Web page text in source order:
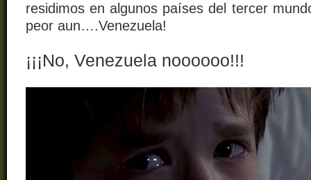
residimos en algunos países del tercer
peor aun….Venezuela!
¡¡¡No, Venezuela noooooo!!!